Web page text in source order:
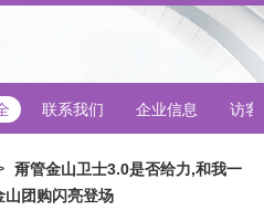
联系我们 企业信息 访客
甭管金山卫士3.0是否给力,和我一
山团购闪亮登场